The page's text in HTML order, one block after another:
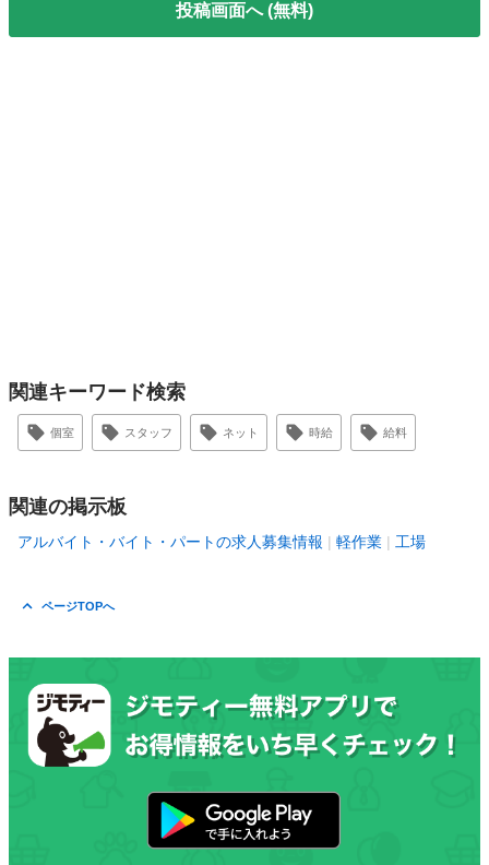
投稿画面へ (無料)
関連キーワード検索
個室 スタッフ ネット 時給 給料
関連の掲示板
アルバイト・バイト・パートの求人募集情報 軽作業 工場
ページTOPへ